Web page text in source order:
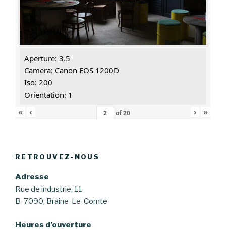
Aperture: 3.5
Camera: Canon EOS 1200D
Iso: 200
Orientation: 1
«
‹ of20 › »
RETROUVEZ-NOUS
Adresse
Rue de industrie, 11
B-7090, Braine-Le-Comte
Heures d’ouverture